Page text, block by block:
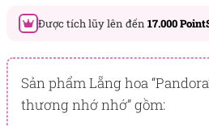
Được tích lũy lên đến 17.000
Đây là số PointSight ước tính bạn
sản phẩm hôm nay, tương ứng với
Sản phẩm Lẵng hoa
thương nhớ nhớ” gồm: